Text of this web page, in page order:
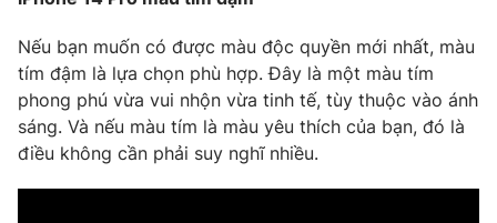
Hậu trường
Nhân vật
Khán giả
Giải trí
Điện ảnh
Âm nhạc
Đời sống
Du lịch
Nếu bạn muốn có được màu độc quyền mới nhất, màu
tím đậm là lựa chọn phù hợp. Đây là một màu tím
phong phú vừa vui nhộn vừa tinh tế, tùy thuộc vào ánh
sáng. Và nếu màu tím là màu yêu thích của bạn, đó là
điều không cần phải suy nghĩ nhiều.